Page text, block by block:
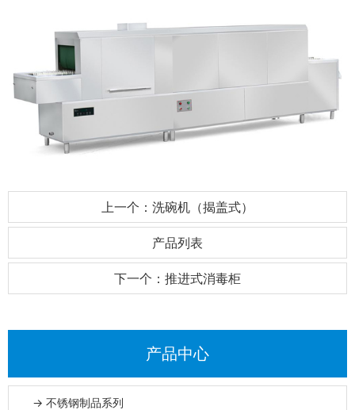
上一个：洗碗机（揭盖式）
产品列表
下一个：推进式消毒柜
产品中心
→ 不锈钢制品系列